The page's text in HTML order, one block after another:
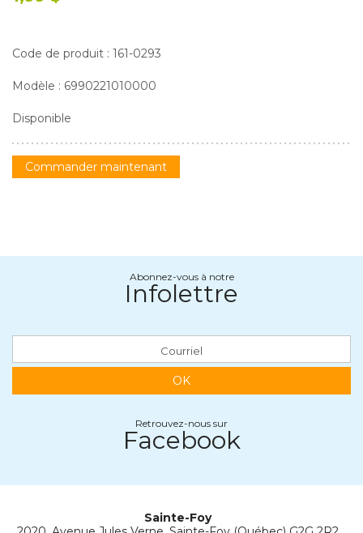
Code de produit : 161-0293
Modèle : 6990221010000
Disponible
Commander maintenant
Abonnez-vous à notre
Infolettre
OK
Retrouvez-nous sur
Facebook
Sainte-Foy